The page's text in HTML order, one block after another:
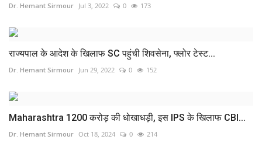
Dr. Hemant Sirmour Jul 3, 2022 0 173
राज्यपाल के आदेश के खिलाफ SC पहुंची शिवसेना, फ्लोर टेस्ट...
Dr. Hemant Sirmour Jun 29, 2022 0 152
Maharashtra 1200 करोड़ की धोखाधड़ी, इस IPS के खिलाफ CBI...
Dr. Hemant Sirmour Oct 18, 2024 0 214